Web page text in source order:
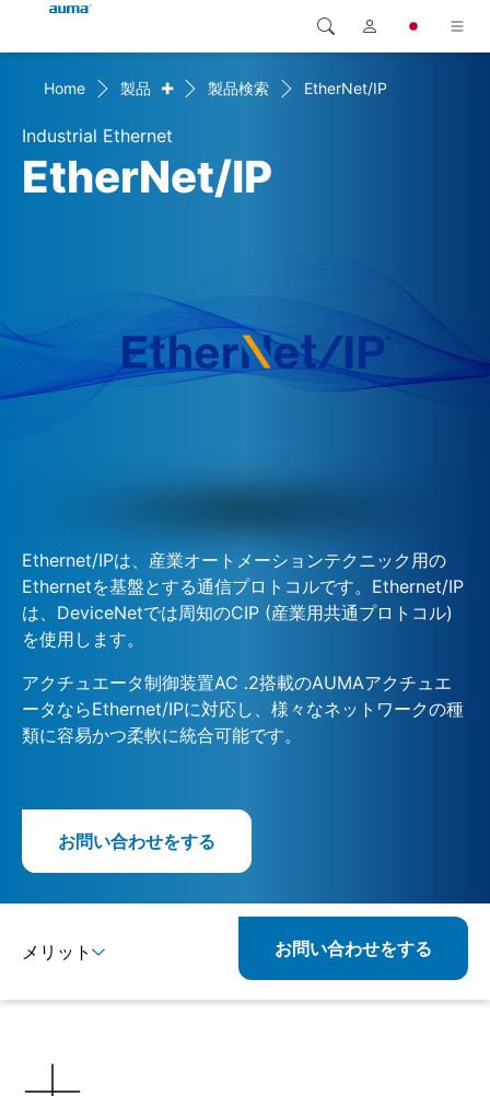
製品
ソリューション
連絡先
Global
ヨーロッパ
検索
Home 製品 + 製品検索 EtherNet/IP
Industrial Ethernet
EtherNet/IP
Ethernet/IPは、産業オートメーションテクニック用の
Ethernetを基盤とする通信プロトコルです。Ethernet/IP
は、DeviceNetでは周知のCIP (産業用共通プロトコル)
を使用します。
アクチュエータ制御装置AC .2搭載のAUMAアクチュエ
ータならEthernet/IPに対応し、様々なネットワークの種
類に容易かつ柔軟に統合可能です。
お問い合わせをする
メリット お問い合わせをする